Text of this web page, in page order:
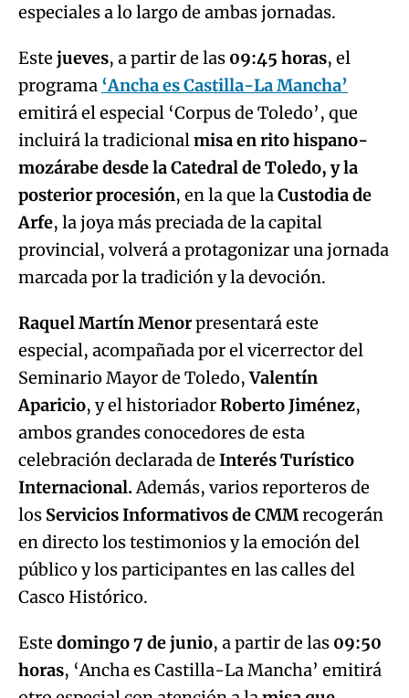
especiales a lo largo de ambas jornadas.
Este jueves, a partir de las 09:45 horas, el
programa ‘Ancha es Castilla-La Mancha’
emitirá el especial ‘Corpus de Toledo’, que
incluirá la tradicionalmisa en rito hispano-
mozárabe desde la Catedral de Toledo, y la
posterior procesión, en la que laCustodia de
Arfe, la joya más preciada de la capital
provincial, volverá a protagonizar una jornada
marcada por la tradición y la devoción.
Raquel Martín Menorpresentará este
especial, acompañada por el vicerrector del
Seminario Mayor de Toledo,Valentín
Aparicio, y el historiadorRoberto Jiménez,
ambos grandes conocedores de esta
celebración declarada de Interés Turístico
Internacional.Además, varios reporteros de
los Servicios Informativos de CMMrecogerán
en directo los testimonios y la emoción del
público y los participantes en las calles del
Casco Histórico.
Este domingo 7 de junio, a partir de las 09:50
horas, ‘Ancha es Castilla-La Mancha’ emitirá